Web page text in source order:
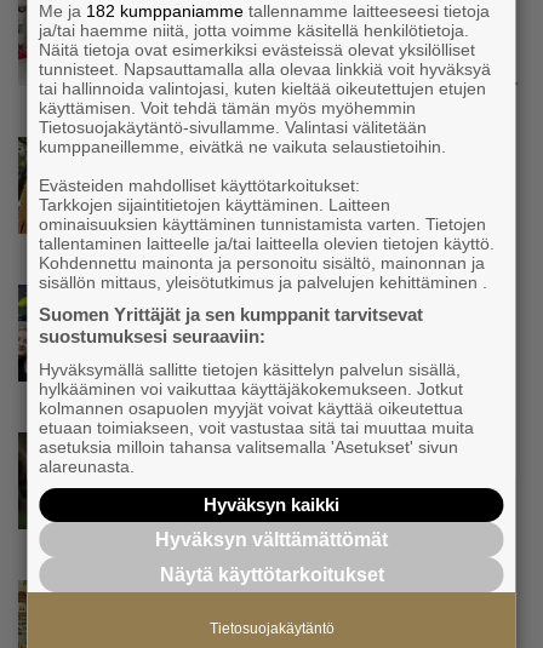
Kolmesta syövästä, uupumuksista ja
syömishäiriöstä selvinnyt Mira Rinne: ”Kun
olen katsonut useasti kuolemaa silmiin, olen
oppinut kestämään myös yrittäjyyteen
kuuluvaa epävarmuutta”
Uutinen
Siivousyrittäjän työntekijä joutuu
matkustamaan yli 300 kilometriä
suorittaakseen ajokortin – ”Ei aja syrjäseudun
etua”
Uutinen
Isät opettelevat kampauksia oluen äärellä –
Voimamiehen lettivideot poikivat yrittäjälle
satoja yhteydenottoja
Uutinen
mentävä porsaanreikä” – ”Rajoitusten
vahingot eivät voi jäädä vain yksittäisen
yrittäjän harteille”
Uutinen
Yrittäjien Mikael Pentikäiseltä YEL-varoitus
Me ja 182 kumppaniamme tallennamme laitteeseesi tietoja
ja/tai haemme niitä, jotta voimme käsitellä henkilötietoja.
Näitä tietoja ovat esimerkiksi evästeissä olevat yksilölliset
tunnisteet. Napsauttamalla alla olevaa linkkiä voit hyväksyä
tai hallinnoida valintojasi, kuten kieltää oikeutettujen etujen
käyttämisen. Voit tehdä tämän myös myöhemmin
Tietosuojakäytäntö-sivullamme. Valintasi välitetään
kumppaneillemme, eivätkä ne vaikuta selaustietoihin.
Evästeiden mahdolliset käyttötarkoitukset:
Tarkkojen sijaintitietojen käyttäminen. Laitteen
ominaisuuksien käyttäminen tunnistamista varten. Tietojen
tallentaminen laitteelle ja/tai laitteella olevien tietojen käyttö.
Kohdennettu mainonta ja personoitu sisältö, mainonnan ja
sisällön mittaus, yleisötutkimus ja palvelujen kehittäminen .
Suomen Yrittäjät ja sen kumppanit tarvitsevat
suostumuksesi seuraaviin:
Hyväksymällä sallitte tietojen käsittelyn palvelun sisällä,
hylkääminen voi vaikuttaa käyttäjäkokemukseen. Jotkut
kolmannen osapuolen myyjät voivat käyttää oikeutettua
etuaan toimiakseen, voit vastustaa sitä tai muuttaa muita
asetuksia milloin tahansa valitsemalla 'Asetukset' sivun
alareunasta.
Hyväksyn kaikki
Hyväksyn välttämättömät
Näytä käyttötarkoitukset
Tietosuojakäytäntö